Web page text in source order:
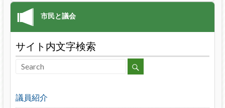
サイト内文字検索
議員紹介